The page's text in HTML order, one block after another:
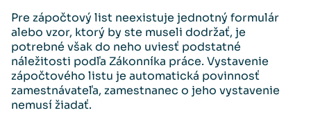
Pre zápočtový list neexistuje jednotný formulár
alebo vzor, ktorý by ste museli dodržať, je
potrebné však do neho uviesť podstatné
náležitosti podľa Zákonníka práce. Vystavenie
zápočtového listu je automatická povinnosť
zamestnávateľa, zamestnanec o jeho vystavenie
nemusí žiadať.